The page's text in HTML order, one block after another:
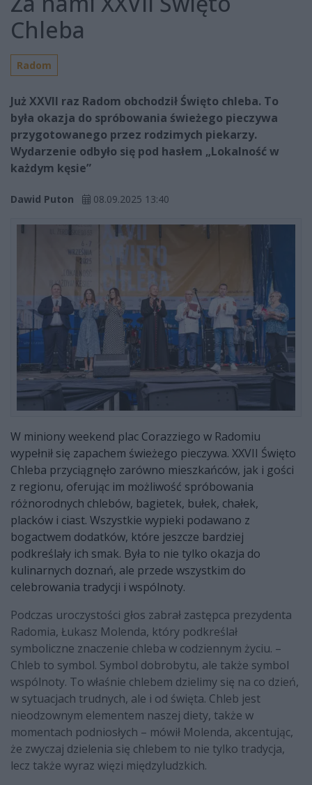
Chleba
Radom
Już XXVII raz Radom obchodził Święto chleba. To
była okazja do spróbowania świeżego pieczywa
przygotowanego przez rodzimych piekarzy.
Wydarzenie odbyło się pod hasłem „Lokalność w
każdym kęsie”
Dawid Puton 08.09.2025 13:40
W miniony weekend plac Corazziego w Radomiu
wypełnił się zapachem świeżego pieczywa. XXVII Święto
Chleba przyciągnęło zarówno mieszkańców, jak i gości
z regionu, oferując im możliwość spróbowania
różnorodnych chlebów, bagietek, bułek, chałek,
placków i ciast. Wszystkie wypieki podawano z
bogactwem dodatków, które jeszcze bardziej
podkreślały ich smak. Była to nie tylko okazja do
kulinarnych doznań, ale przede wszystkim do
celebrowania tradycji i wspólnoty.
Podczas uroczystości głos zabrał zastępca prezydenta
Radomia, Łukasz Molenda, który podkreślał
symboliczne znaczenie chleba w codziennym życiu. –
Chleb to symbol. Symbol dobrobytu, ale także symbol
wspólnoty. To właśnie chlebem dzielimy się na co dzień,
w sytuacjach trudnych, ale i od święta. Chleb jest
nieodzownym elementem naszej diety, także w
momentach podniosłych – mówił Molenda, akcentując,
że zwyczaj dzielenia się chlebem to nie tylko tradycja,
lecz także wyraz więzi międzyludzkich.